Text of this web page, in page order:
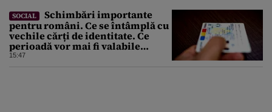
SOCIAL
Schimbări importante
pentru români. Ce se întâmplă cu
vechile cărți de identitate. Ce
perioadă vor mai fi valabile
buletinele clasice
15:47